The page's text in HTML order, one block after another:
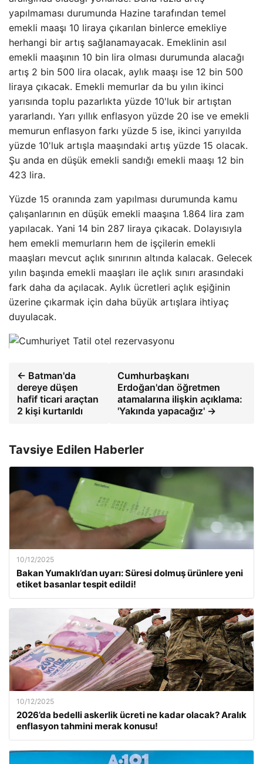
yapılmaması durumunda Hazine tarafından temel
emekli maaşı 10 liraya çıkarılan binlerce emekliye
herhangi bir artış sağlanamayacak. Emeklinin asıl
emekli maaşının 10 bin lira olması durumunda alacağı
artış 2 bin 500 lira olacak, aylık maaşı ise 12 bin 500
liraya çıkacak. Emekli memurlar da bu yılın ikinci
yarısında toplu pazarlıkta yüzde 10'luk bir artıştan
yararlandı. Yarı yıllık enflasyon yüzde 20 ise ve emekli
memurun enflasyon farkı yüzde 5 ise, ikinci yarıyılda
yüzde 10'luk artışla maaşındaki artış yüzde 15 olacak.
Şu anda en düşük emekli sandığı emekli maaşı 12 bin
423 lira.
Yüzde 15 oranında zam yapılması durumunda kamu
çalışanlarının en düşük emekli maaşına 1.864 lira zam
yapılacak. Yani 14 bin 287 liraya çıkacak. Dolayısıyla
hem emekli memurların hem de işçilerin emekli
maaşları mevcut açlık sınırının altında kalacak. Gelecek
yılın başında emekli maaşları ile açlık sınırı arasındaki
fark daha da açılacak. Aylık ücretleri açlık eşiğinin
üzerine çıkarmak için daha büyük artışlara ihtiyaç
duyulacak.
← Batman'da
dereye düşen
hafif ticari araçtan
2 kişi kurtarıldı
Cumhurbaşkanı
Erdoğan'dan öğretmen
atamalarına ilişkin açıklama:
'Yakında yapacağız' →
Tavsiye Edilen Haberler
10/12/2025
Bakan Yumaklı’dan uyarı: Süresi dolmuş ürünlere yeni
etiket basanlar tespit edildi!
10/12/2025
2026’da bedelli askerlik ücreti ne kadar olacak? Aralık
enflasyon tahmini merak konusu!